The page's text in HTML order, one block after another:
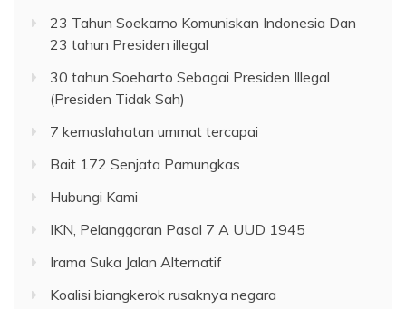
23 Tahun Soekarno Komuniskan Indonesia Dan
23 tahun Presiden illegal
30 tahun Soeharto Sebagai Presiden Illegal
(Presiden Tidak Sah)
7 kemaslahatan ummat tercapai
Bait 172 Senjata Pamungkas
Hubungi Kami
IKN, Pelanggaran Pasal 7 A UUD 1945
Irama Suka Jalan Alternatif
Koalisi biangkerok rusaknya negara